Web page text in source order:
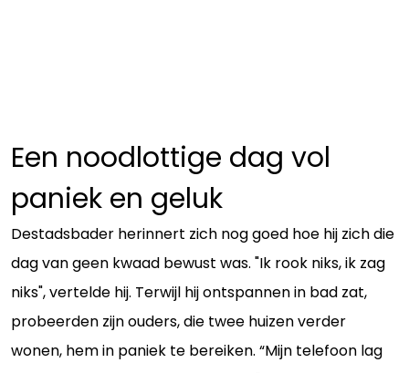
Een noodlottige dag vol
paniek en geluk
Destadsbader herinnert zich nog goed hoe hij zich die
dag van geen kwaad bewust was. "Ik rook niks, ik zag
niks", vertelde hij. Terwijl hij ontspannen in bad zat,
probeerden zijn ouders, die twee huizen verder
wonen, hem in paniek te bereiken. “Mijn telefoon lag